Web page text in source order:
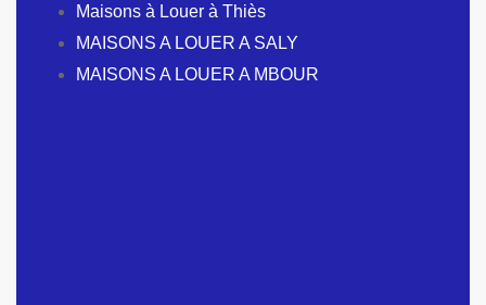
Maisons à Louer à Thiès
MAISONS A LOUER A SALY
MAISONS A LOUER A MBOUR